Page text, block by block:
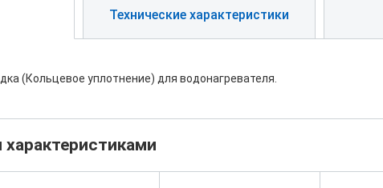
Технические характеристики
(Кольцевое уплотнение) для водонагревателя.